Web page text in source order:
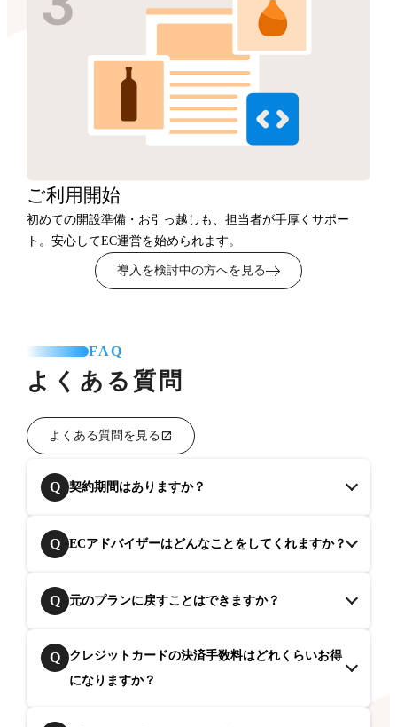
ご利用開始
初めての開設準備・お引っ越しも、担当者が手厚くサポー
ト。安心してEC運営を始められます。
導入を検討中の方へを見る
FAQ
よくある質問
よくある質問を見る
Q 契約期間はありますか？
Q ECアドバイザーはどんなことをしてくれますか？
Q 元のプランに戻すことはできますか？
Q
クレジットカードの決済手数料はどれくらいお得
になりますか？